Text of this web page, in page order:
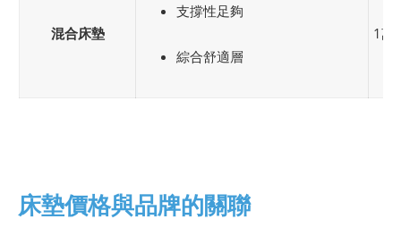
混合床墊
支撐性足夠
綜合舒適層
1萬
床墊價格與品牌的關聯